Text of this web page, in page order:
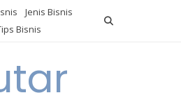
Jenis Bisnis
Bisnis